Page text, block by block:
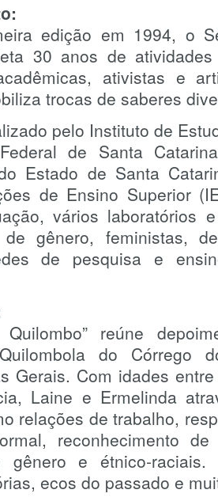
edição em 1994, o
30 anos de
ativistas e
trocas de saberes
pelo Instituto de
de Santa
Estado de Santa
de Ensino Superior
vários laboratórios
gênero, feministas,
de pesquisa e
Quilombo” reúne
do Córrego
Gerais. Com idades
Laine e Ermelinda
relações de trabalho,
reconhecimento
gênero e étnico-
ecos do passado e